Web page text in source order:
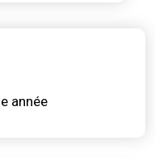
année